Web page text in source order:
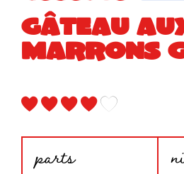
GÂTEAU
MARRONS
parts